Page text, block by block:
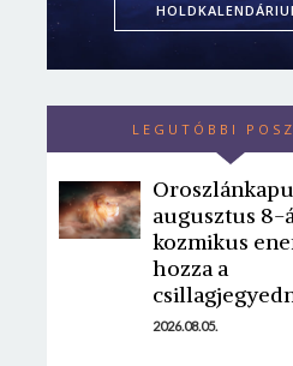
LEGUTÓBBI
augusztus 8-
kozmikus
hozza a
2026.08.05.